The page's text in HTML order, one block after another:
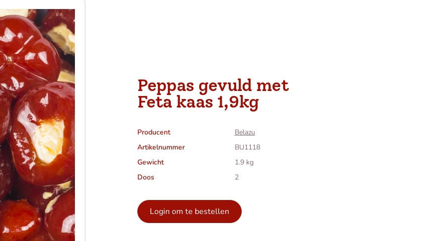
Peppas gevuld met
Feta kaas 1,9kg
Producent
Belazu
Artikelnummer
BU1118
Gewicht
1.9 kg
Doos
2
Login om te bestellen